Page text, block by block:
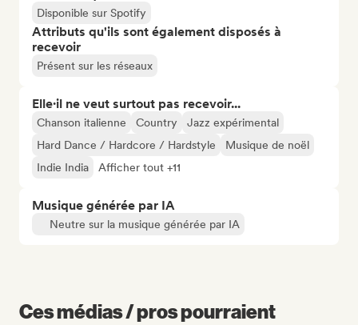
Disponible sur Spotify
Attributs qu'ils sont également disposés à
recevoir
Présent sur les réseaux
Elle·il ne veut surtout pas recevoir...
Chanson italienne Country
Jazz expérimental
Hard Dance / Hardcore / Hardstyle
Musique de noël
Indie India
Afficher tout +11
Musique générée par IA
Neutre sur la musique générée par IA
Ces médias / pros pourraient